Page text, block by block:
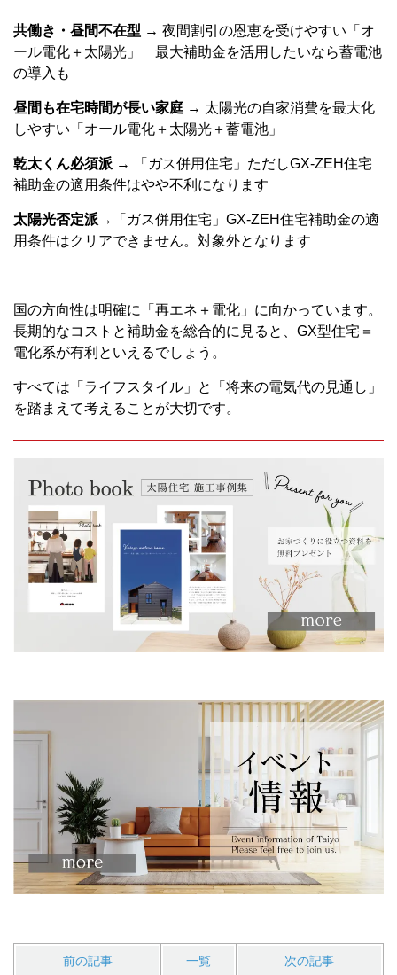
共働き・昼間不在型 → 夜間割引の恩恵を受けやすい「オ
ール電化＋太陽光」 最大補助金を活用したいなら蓄電池
の導入も
昼間も在宅時間が長い家庭 → 太陽光の自家消費を最大化
しやすい「オール電化＋太陽光＋蓄電池」
乾太くん必須派 → 「ガス併用住宅」ただしGX-ZEH住宅
補助金の適用条件はやや不利になります
太陽光否定派→「ガス併用住宅」GX-ZEH住宅補助金の適
用条件はクリアできません。対象外となります
国の方向性は明確に「再エネ＋電化」に向かっています。
長期的なコストと補助金を総合的に見ると、GX型住宅＝
電化系が有利といえるでしょう。
すべては「ライフスタイル」と「将来の電気代の見通し」
を踏まえて考えることが大切です。
前の記事 一覧 次の記事